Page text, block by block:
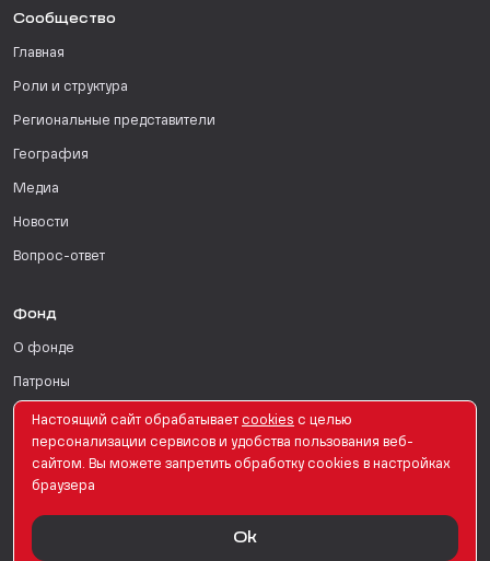
Сообщество
Главная
Роли и структура
Региональные представители
География
Медиа
Новости
Вопрос-ответ
Фонд
О фонде
Патроны
Поддержать
Для СМИ
© PRO Женщин. Все права защищены. 2026
Настоящий сайт обрабатывает сookies с целью
персонализации сервисов и удобства пользования веб-
сайтом. Вы можете запретить обработку сookies в настройках
браузера
Ok